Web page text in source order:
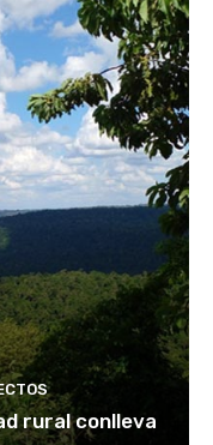
rural conlleva